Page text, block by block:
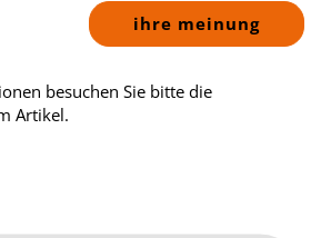
ihre meinung
besuchen Sie bitte die
Artikel.